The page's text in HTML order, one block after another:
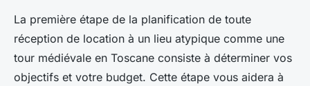
La première étape de la planification de toute
réception de location à un lieu atypique comme une
tour médiévale en Toscane consiste à déterminer vos
objectifs et votre budget. Cette étape vous aidera à